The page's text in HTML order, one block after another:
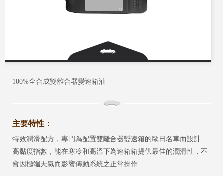
100%全合成雙離合器變速箱油
主要特性：
特效潤滑配方，專門為配置雙離合器變速箱的歐日名車而設計
高黏度指數，能在寒冷和高溫下為速箱箱提供最佳的潤滑性，不
會因極端天氣而影響傳動系統之正常操作